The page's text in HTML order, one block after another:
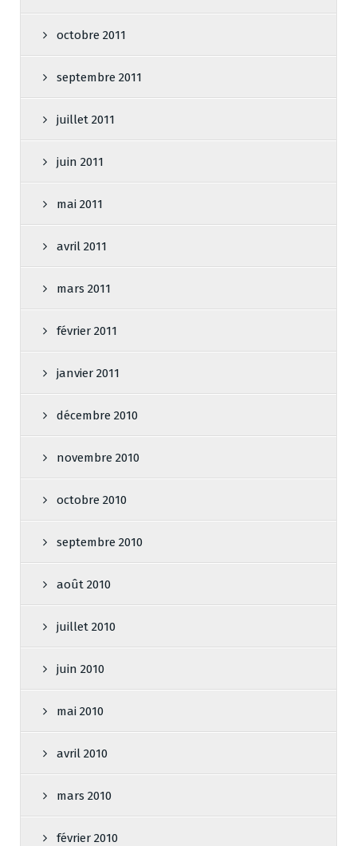
octobre 2011
septembre 2011
juillet 2011
juin 2011
mai 2011
avril 2011
mars 2011
février 2011
janvier 2011
décembre 2010
novembre 2010
octobre 2010
septembre 2010
août 2010
juillet 2010
juin 2010
mai 2010
avril 2010
mars 2010
février 2010